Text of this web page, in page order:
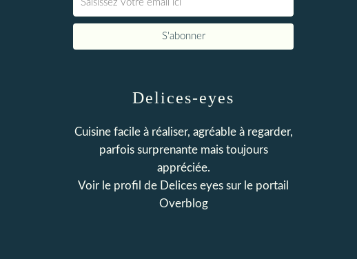
Delices-eyes
Cuisine facile à réaliser, agréable à regarder,
parfois surprenante mais toujours
appréciée.
Voir le profil de Delices eyes sur le portail
Overblog